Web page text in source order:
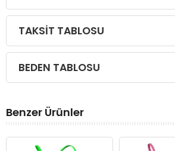
TAKSIT TABLOSU
BEDEN TABLOSU
Benzer Ürünler